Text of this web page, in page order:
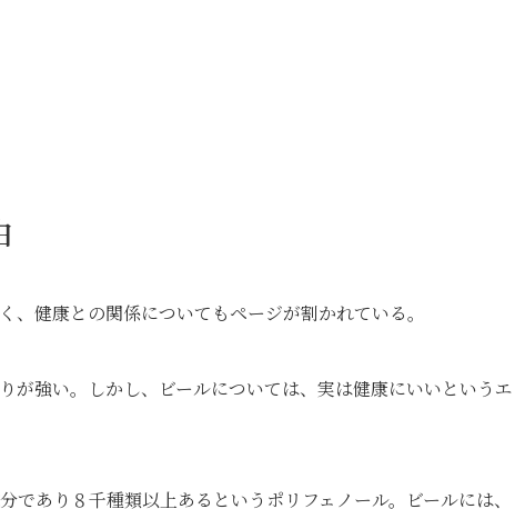
健康との関係についてもページが割かれている。
が強い。しかし、ビールについては、実は健康にいいというエ
あり８千種類以上あるというポリフェノール。ビールには、